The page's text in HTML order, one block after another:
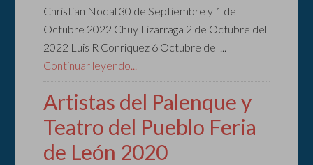
Christian Nodal 30 de Septiembre y 1 de
Octubre 2022 Chuy Lizarraga 2 de Octubre del
2022 Luis R Conriquez 6 Octubre del ...
Continuar leyendo...
Artistas del Palenque y
Teatro del Pueblo Feria
de León 2020